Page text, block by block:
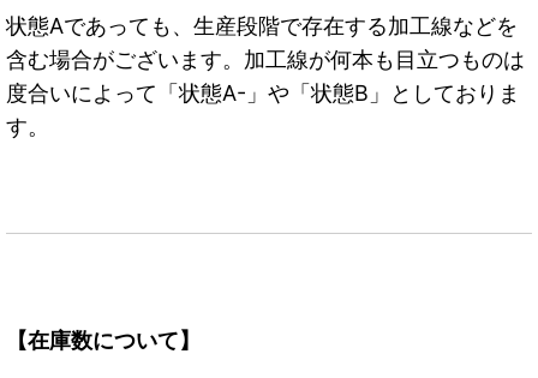
状態Aであっても、生産段階で存在する加工線などを
含む場合がございます。加工線が何本も目立つものは
度合いによって「状態A-」や「状態B」としておりま
す。
【在庫数について】